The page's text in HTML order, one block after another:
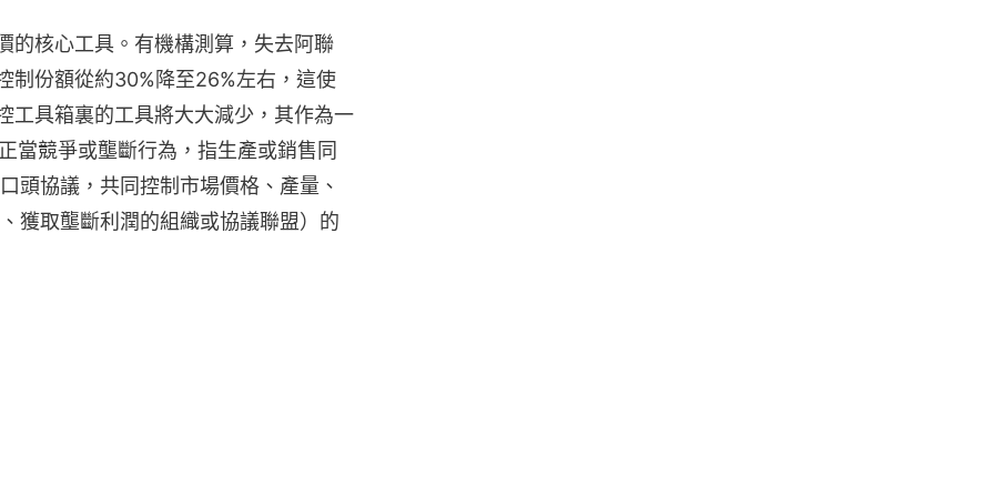
的核心工具。有機構測算，失去阿聯
制份額從約30%降至26%左右，這使
工具箱裏的工具將大大減少，其作為一
當競爭或壟斷行為，指生產或銷售同
頭協議，共同控制市場價格、產量、
獲取壟斷利潤的組織或協議聯盟）的